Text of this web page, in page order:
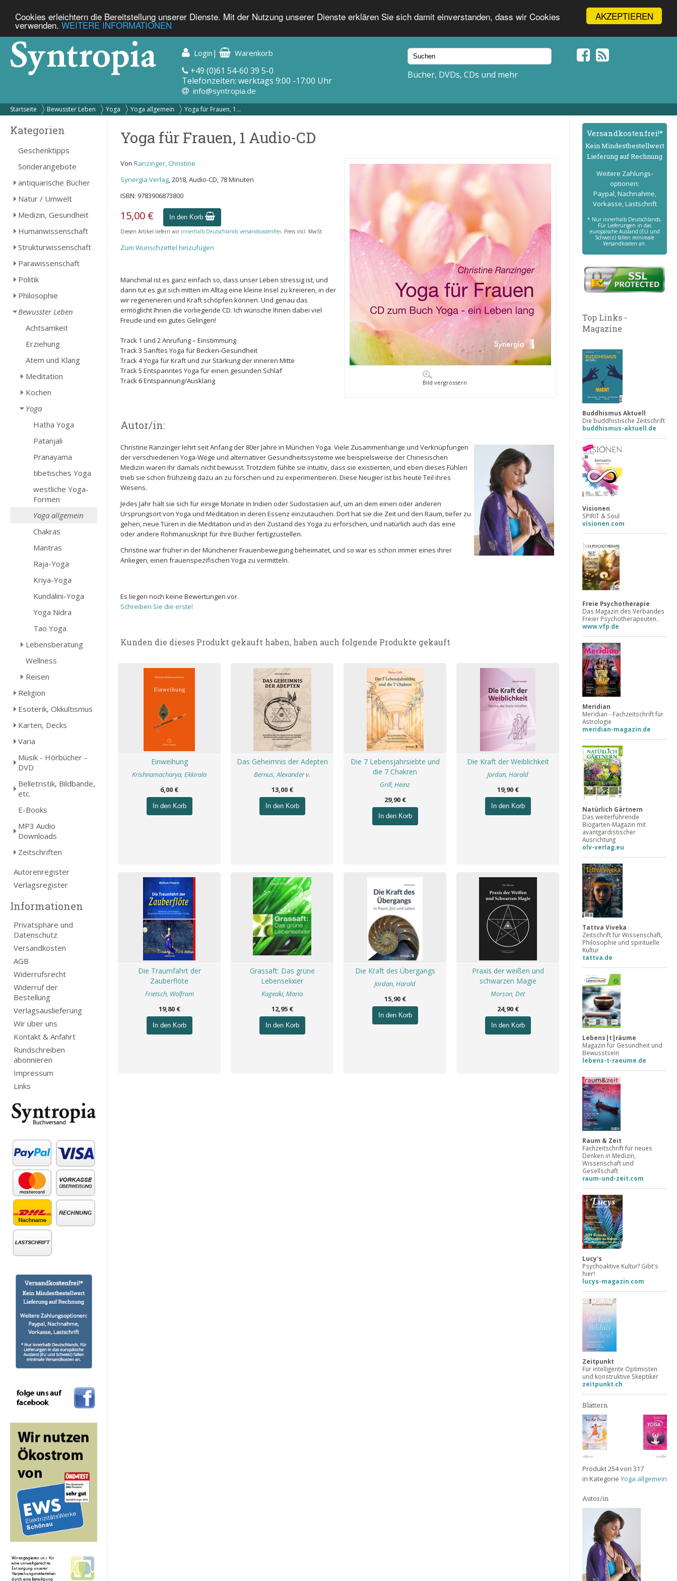
AKZEPTIEREN
Cookies erleichtern die Bereitstellung unserer Dienste. Mit der Nutzung unserer Dienste erklären Sie sich damit einverstanden, dass wir Cookies
verwenden. WEITERE INFORMATIONEN
Login | Warenkorb
+49 (0)61 54-60 39 5-0
Telefonzeiten: werktags 9:00 -17:00 Uhr
info@syntropia.de
Bücher, DVDs, CDs und mehr
Startseite Bewusster Leben Yoga Yoga allgemein Yoga für Frauen, 1...
Kategorien
Geschenktipps
Sonderangebote
antiquarische Bücher
Natur / Umwelt
Medizin, Gesundheit
Humanwissenschaft
Strukturwissenschaft
Parawissenschaft
Politik
Philosophie
Bewusster Leben
Achtsamkeit
Erziehung
Atem und Klang
Meditation
Kochen
Yoga
Hatha Yoga
Patanjali
Pranayama
tibetisches Yoga
westliche Yoga-
Formen
Yoga allgemein
Chakras
Mantras
Raja-Yoga
Kriya-Yoga
Kundalini-Yoga
Yoga Nidra
Tao Yoga
Lebensberatung
Wellness
Reisen
Religion
Esoterik, Okkultismus
Karten, Decks
Varia
Musik - Hörbücher -
DVD
Belletristik, Bildbände,
etc.
E-Books
MP3 Audio
Downloads
Zeitschriften
Autorenregister
Verlagsregister
Informationen
Privatsphäre und
Datenschutz
Versandkosten
AGB
Widerrufsrecht
Widerruf der
Bestellung
Verlagsauslieferung
Wir über uns
Kontakt & Anfahrt
Rundschreiben
abonnieren
Impressum
Links
Yoga für Frauen, 1 Audio-CD
Bild vergrössern
Von Ranzinger, Christine
Synergia Verlag, 2018, Audio-CD, 78 Minuten
ISBN: 9783906873800
15,00 € In den Korb
Diesen Artikel liefern wir innerhalb Deutschlands versandkostenfrei. Preis incl. MwSt.
Zum Wunschzettel hinzufügen
Manchmal ist es ganz einfach so, dass unser Leben stressig ist, und
dann tut es gut sich mitten im Alltag eine kleine Insel zu kreieren, in der
wir regenerieren und Kraft schöpfen können. Und genau das
ermöglicht Ihnen die vorliegende CD. Ich wünsche Ihnen dabei viel
Freude und ein gutes Gelingen!
Track 1 und 2 Anrufung – Einstimmung
Track 3 Sanftes Yoga für Becken-Gesundheit
Track 4 Yoga für Kraft und zur Stärkung der inneren Mitte
Track 5 Entspanntes Yoga für einen gesunden Schlaf
Track 6 Entspannung/Ausklang
Autor/in:
Christine Ranzinger lehrt seit Anfang der 80er Jahre in München Yoga. Viele Zusammenhänge und Verknüpfungen
der verschiedenen Yoga-Wege und alternativer Gesundheitssysteme wie beispielsweise der Chinesischen
Medizin waren ihr damals nicht bewusst. Trotzdem fühlte sie intuitiv, dass sie existierten, und eben dieses Fühlen
trieb sie schon frühzeitig dazu an zu forschen und zu experimentieren. Diese Neugier ist bis heute Teil ihres
Wesens.
Jedes Jahr hält sie sich für einige Monate in Indien oder Südostasien auf, um an dem einen oder anderen
Ursprungsort von Yoga und Meditation in deren Essenz einzutauchen. Dort hat sie die Zeit und den Raum, tiefer zu
gehen, neue Türen in die Meditation und in den Zustand des Yoga zu erforschen, und natürlich auch das eine
oder andere Rohmanuskript für ihre Bücher fertigzustellen.
Christine war früher in der Münchener Frauenbewegung beheimatet, und so war es schon immer eines ihrer
Anliegen, einen frauenspezifischen Yoga zu vermitteln.
Es liegen noch keine Bewertungen vor.
Schreiben Sie die erste!
Kunden die dieses Produkt gekauft haben, haben auch folgende Produkte gekauft
Einweihung
Krishnamacharya, Ekkirala
6,00 €
In den Korb
Das Geheimnis der Adepten
Bernus, Alexander v.
13,00 €
In den Korb
Die 7 Lebensjahrsiebte und
die 7 Chakren
Grill, Heinz
29,90 €
In den Korb
Die Kraft der Weiblichkeit
Jordan, Harald
19,90 €
In den Korb
Die Traumfahrt der
Zauberflöte
Frietsch, Wolfram
19,80 €
In den Korb
Grassaft: Das grüne
Lebenselixier
Kageaki, Maria
12,95 €
In den Korb
Die Kraft des Übergangs
Jordan, Harald
15,90 €
In den Korb
Praxis der weißen und
schwarzen Magie
Morson, Det
24,90 €
In den Korb
Versand­kostenfrei!*
Kein Mindest­bestell­wert
Lieferung auf Rechnung
Weitere Zahlungs­
optionen:
Paypal, Nachnahme,
Vorkasse, Lastschrift
* Nur innerhalb Deutschlands.
Für Lieferungen in das
europäische Ausland (EU und
Schweiz) fallen minimale
Versandkosten an.
Top Links -
Magazine
Buddhismus Aktuell
Die buddhistische Zeitschrift
buddhismus-aktuell.de
Visionen
SPIRIT & Soul
visionen.com
Freie Psychotherapie
Das Magazin des Verbandes
Freier Psychotherapeuten..
www.vfp.de
Meridian
Meridian - Fachzeitschrift für
Astrologie
meridian-magazin.de
Natürlich Gärtnern
Das weiterführende
Biogarten-Magazin mit
avantgardistischer
Ausrichtung
olv-verlag.eu
Tattva Viveka
Zeitschrift für Wissenschaft,
Philosophie und spirituelle
Kultur
tattva.de
Lebens|t|räume
Magazin für Gesundheit und
Bewusstsein
lebens-t-raeume.de
Raum & Zeit
Fachzeitschrift für neues
Denken in Medizin,
Wissenschaft und
Gesellschaft
raum-und-zeit.com
Lucy's
Psychoaktive Kultur? Gibt's
hier!
lucys-magazin.com
Zeitpunkt
Für intelligente Optimisten
und konstruktive Skeptiker
zeitpunkt.ch
Blättern
Produkt 254 von 317
in Kategorie Yoga allgemein
Autor/in